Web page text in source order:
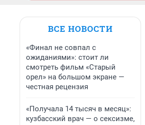
ВСЕ НОВОСТИ
«Финал не совпал с
ожиданиями»: стоит ли
смотреть фильм «Старый
орел» на большом экране —
честная рецензия
«Получала 14 тысяч в месяц»:
кузбасский врач — о сексизме,